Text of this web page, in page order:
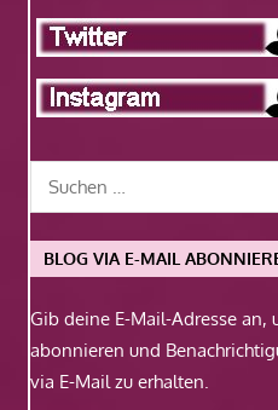
BLOG VIA E-MAIL
Gib deine E-Mail-Adresse an,
abonnieren und
via E-Mail zu erhalten.